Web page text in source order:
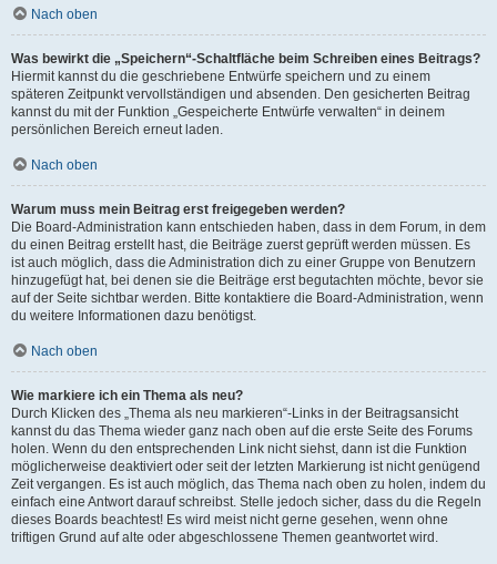
Nach oben
Was bewirkt die „Speichern“-Schaltfläche beim Schreiben eines Beitrags?
Hiermit kannst du die geschriebene Entwürfe speichern und zu einem
späteren Zeitpunkt vervollständigen und absenden. Den gesicherten Beitrag
kannst du mit der Funktion „Gespeicherte Entwürfe verwalten“ in deinem
persönlichen Bereich erneut laden.
Nach oben
Warum muss mein Beitrag erst freigegeben werden?
Die Board-Administration kann entschieden haben, dass in dem Forum, in dem
du einen Beitrag erstellt hast, die Beiträge zuerst geprüft werden müssen. Es
ist auch möglich, dass die Administration dich zu einer Gruppe von Benutzern
hinzugefügt hat, bei denen sie die Beiträge erst begutachten möchte, bevor sie
auf der Seite sichtbar werden. Bitte kontaktiere die Board-Administration, wenn
du weitere Informationen dazu benötigst.
Nach oben
Wie markiere ich ein Thema als neu?
Durch Klicken des „Thema als neu markieren“-Links in der Beitragsansicht
kannst du das Thema wieder ganz nach oben auf die erste Seite des Forums
holen. Wenn du den entsprechenden Link nicht siehst, dann ist die Funktion
möglicherweise deaktiviert oder seit der letzten Markierung ist nicht genügend
Zeit vergangen. Es ist auch möglich, das Thema nach oben zu holen, indem du
einfach eine Antwort darauf schreibst. Stelle jedoch sicher, dass du die Regeln
dieses Boards beachtest! Es wird meist nicht gerne gesehen, wenn ohne
triftigen Grund auf alte oder abgeschlossene Themen geantwortet wird.